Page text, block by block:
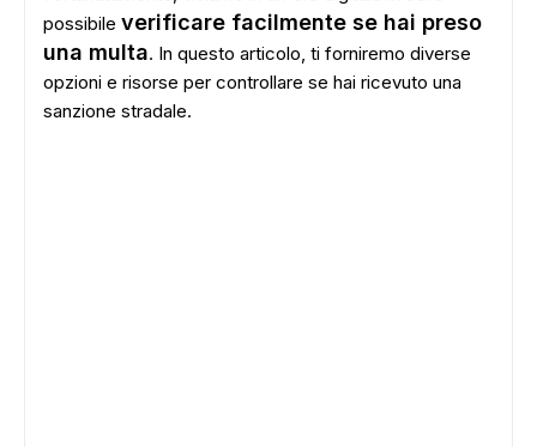
possibile verificare facilmente se hai preso
una multa. In questo articolo, ti forniremo diverse
opzioni e risorse per controllare se hai ricevuto una
sanzione stradale.